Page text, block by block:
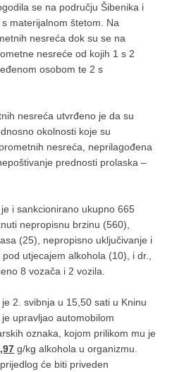
se na području Šibenika i
materijalnom štetom. Na
nesreća dok su se na
nesreće od kojih 1 s 2
osobom te 2 s
nesreća utvrđeno je da su
okolnosti koje su
nesreća, neprilagođena
prednosti prolaska –
i sankcionirano ukupno 665
nepropisnu brzinu (560),
(25), nepropisno uključivanje i
utjecajem alkohola (10), i dr.,
8 vozača i 2 vozila.
2. svibnja u 15,50 sati u Kninu
upravljao automobilom
oznaka, kojom prilikom mu je
g/kg alkohola u organizmu.
će biti priveden